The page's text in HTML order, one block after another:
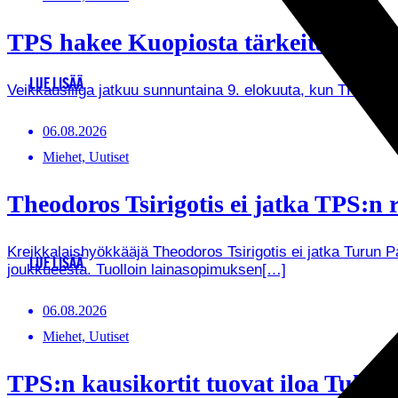
TPS hakee Kuopiosta tärkeitä
Veikkausliiga jatkuu sunnuntaina 9. elokuuta, kun TPS
LUE LISÄÄ
06.08.2026
Miehet, Uutiset
Theodoros Tsirigotis ei jatka TPS:n
Kreikkalaishyökkääjä Theodoros Tsirigotis ei jatka Turun
joukkueesta. Tuolloin lainasopimuksen[…]
LUE LISÄÄ
06.08.2026
Miehet, Uutiset
TPS:n kausikortit tuovat iloa